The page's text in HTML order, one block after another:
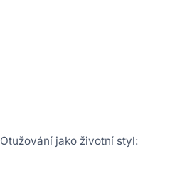
Otužování jako životní styl: